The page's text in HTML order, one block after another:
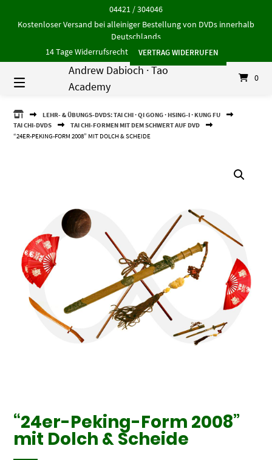
Inhalt
04421 / 304046
Kostenloser Versand bei alleiniger Bestellung von DVDs innerhalb
Deutschlands
14 Tage Widerrufsrecht
VERTRAG WIDERRUFEN
Andrew Dabioch · Tao
Academy
0
ANDREW
DABIOCH
·
LEHR- & ÜBUNGS-DVDS: TAI CHI · QI GONG · HSING-I · KUNG FU
TAI CHI-DVDS
TAI CHI-FORMEN MIT DEM SCHWERT AUF DVD
“24ER-PEKING-FORM 2008” MIT DOLCH & SCHEIDE
“24er-Peking-Form 2008”
mit Dolch & Scheide